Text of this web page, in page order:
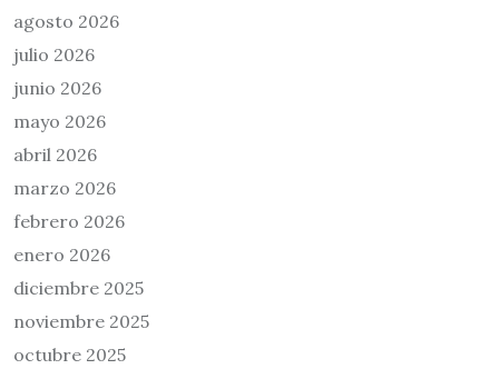
agosto 2026
julio 2026
junio 2026
mayo 2026
abril 2026
marzo 2026
febrero 2026
enero 2026
diciembre 2025
noviembre 2025
octubre 2025